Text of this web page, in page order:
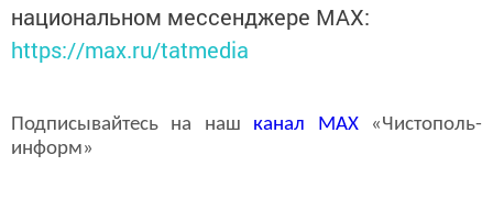
национальном мессенджере MАХ:
https://max.ru/tatmedia
Подписывайтесь на наш канал MAX«Чистополь-
информ»